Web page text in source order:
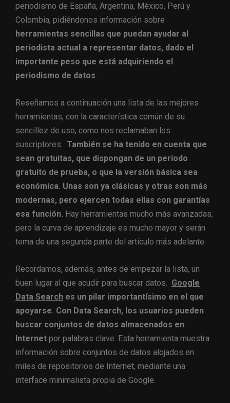
periodismo de España, Argentina, México, Perú y
Colombia, pidiéndonos información sobre
herramientas sencillas que puedan ayudar al
periodista actual a representar datos, dado el
importante peso que está adquiriendo el
periodismo de datos
Reseñamos a continuación una lista de las mejores
herramientas, con la característica común de su
sencillez de uso, como nos reclamaban los
suscriptores.
También se ha tenido en cuenta que
sean gratuitas, que dispongan de un periodo
gratuito de prueba, o que la versión básica sea
económica. Unas son ya clásicas y otras son más
modernas, pero ejercen todas ellas con garantías
esa función. Hay herramientas mucho más avanzadas,
pero la curva de aprendizaje es mucho mayor y serán
tema de una segunda parte del artículo más adelante.
Recordamos, además, antes de empezar la lista, un
buen lugar al que acudir para buscar datos. Google
Data Search es un pilar importantísimo en el que
apoyarse. Con Data Search, los usuarios pueden
buscar conjuntos de datos almacenados en
Internet por palabras clave. Esta herramienta muestra
información sobre conjuntos de datos alojados en
miles de repositorios de Internet, mediante una
interface minimalista propia de Google.